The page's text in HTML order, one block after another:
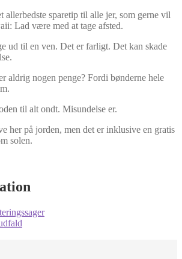
allerbedste sparetip til alle jer, som gerne vil
Lad være med at tage afsted.
ud til en ven. Det er farligt. Det kan skade
aldrig nogen penge? Fordi bønderne hele
til alt ondt. Misundelse er.
her på jorden, men det er inklusive en gratis
solen.